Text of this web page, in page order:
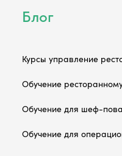
Блог
Курсы управление
Обучение
Обучение для шеф-
Обучение для